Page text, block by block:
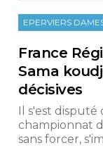
EPERVIERS
France
Sama
décisives
Il s'est
championnat
sans forcer,